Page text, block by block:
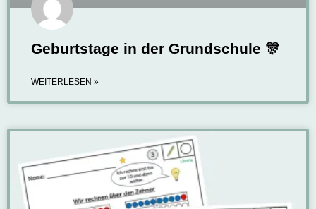
Geburtstage in der Grundschule 🎊
WEITERLESEN »